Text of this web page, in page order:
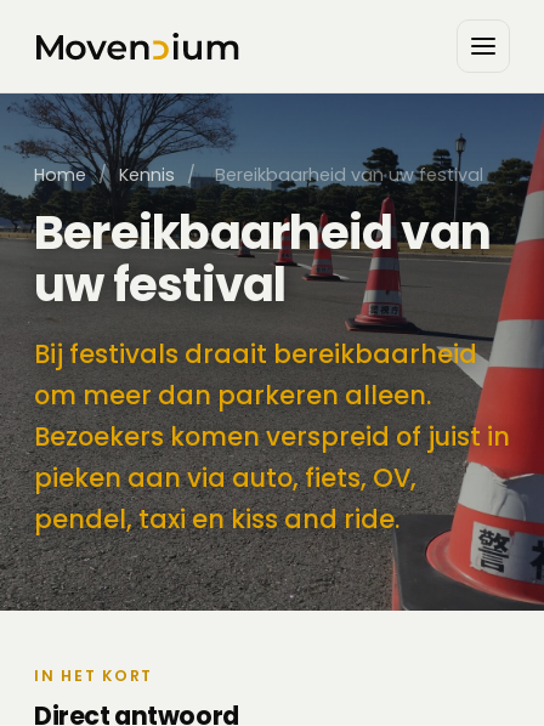
Home / Kennis / Bereikbaarheid van uw festival
Bereikbaarheid van
uw festival
Bij festivals draait bereikbaarheid
om meer dan parkeren alleen.
Bezoekers komen verspreid of juist in
pieken aan via auto, fiets, OV,
pendel, taxi en kiss and ride.
IN HET KORT
Direct antwoord